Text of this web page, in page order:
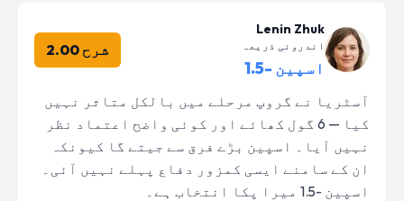
Lenin Zhuk
اندرونی ذریعہ
اسپین -1.5
شرح 2.00
آسٹریا نے گروپ مرحلے میں بالکل متاثر نہیں
کیا — 6 گول کھائے اور کوئی واضح اعتماد نظر
نہیں آیا۔ اسپین بڑے فرق سے جیتے گا کیونکہ
ان کے سامنے ایسی کمزور دفاع پہلے نہیں آئی۔
اسپین -1.5 میرا پکا انتخاب ہے۔